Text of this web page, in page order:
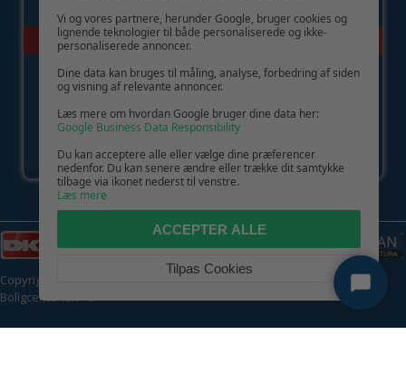
Copyright © 2026 | CVR: DK41222093 | Alle rettigheder forbeholdes |
Boligcenter.dk 🍪
Vi og vores partnere, herunder Google, bruger cookies og
lignende teknologier til både personaliserede og ikke-
personaliserede annoncer.
Dine data kan bruges til måling, analyse, forbedring af siden
og visning af relevante annoncer.
Læs mere om hvordan Google bruger dine data her:
Google Business Data Responsibility
Du kan acceptere alle eller vælge dine præferencer
nedenfor. Du kan senere ændre eller trække dit samtykke
tilbage via ikonet nederst til venstre.
Læs mere
ACCEPTER ALLE
Tilpas Cookies